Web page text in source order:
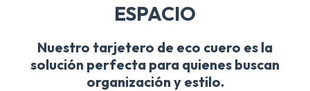
ESPACIO
Nuestro tarjetero de eco cuero es la
solución perfecta para quienes buscan
organización y estilo.